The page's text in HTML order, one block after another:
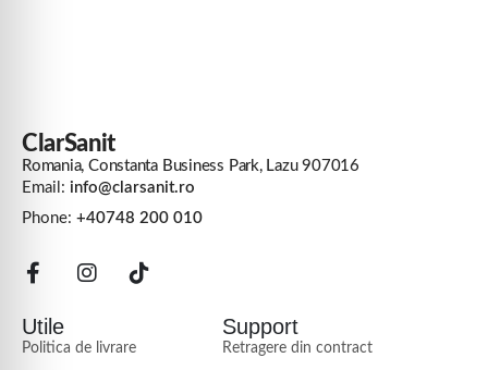
ClarSanit
Romania, Constanta Business Park, Lazu 907016
Email: info@clarsanit.ro
Phone: +40748 200 010
Utile
Politica de livrare
Support
Retragere din contract